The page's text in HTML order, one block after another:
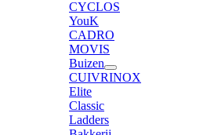
CYCLOS
YouK
CADRO
MOVIS
Buizen
CUIVRINOX
Elite
Classic
Ladders